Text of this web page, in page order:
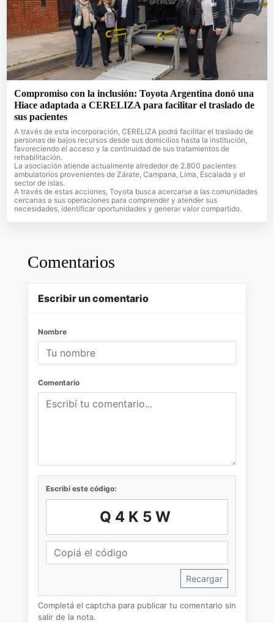
Compromiso con la inclusión: Toyota Argentina donó una
Hiace adaptada a CERELIZA para facilitar el traslado de
sus pacientes
A través de esta incorporación, CERELIZA podrá facilitar el traslado de
personas de bajos recursos desde sus domicilios hasta la institución,
favoreciendo el acceso y la continuidad de sus tratamientos de
rehabilitación.
La asociación atiende actualmente alrededor de 2.800 pacientes
ambulatorios provenientes de Zárate, Campana, Lima, Escalada y el
sector de islas.
A través de estas acciones, Toyota busca acercarse a las comunidades
cercanas a sus operaciones para comprender y atender sus
necesidades, identificar oportunidades y generar valor compartido.
Comentarios
Escribir un comentario
Nombre
Comentario
Escribí este código:
Q4K5W
Recargar
Completá el captcha para publicar tu comentario sin
salir de la nota.